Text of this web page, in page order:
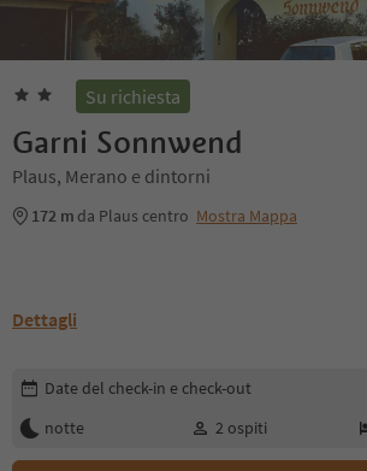
Su richiesta
Garni Sonnwend
Plaus, Merano e dintorni
172 m da Plaus centro Mostra Mappa
Dettagli
Modifica i dettagli della prenotazione
Date del check-in e check-out
notte
2 ospiti